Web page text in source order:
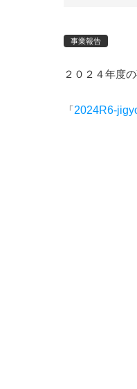
事業報告
２０２４年度
「2024R6-